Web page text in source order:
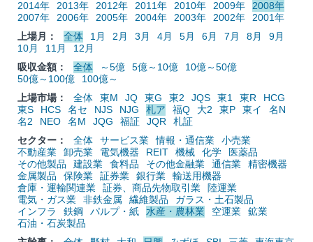
2014年
2013年 2012年 2011年 2010年 2009年
2008年
2007年
2006年 2005年 2004年 2003年 2002年
2001年
上場月：
全体 1月 2月 3月 4月 5月 6月 7月 8月
9月
10月
11月
12月
吸収金額：
全体 ～5億 5億～10億
10億～50億
50億～100億
100億～
上場市場：
全体 東M JQ 東G 東2 JQS 東1 東R
HCG
東S
HCS 名セ NJS NJG 札ア 福Q 大2 東P 東イ
名N
名2
NEO 名M JQG 福証 JQR
札証
セクター：
全体 サービス業 情報・通信業
小売業
不動産業
卸売業 電気機器 REIT 機械 化学
医薬品
その他製品
建設業 食料品 その他金融業 通信業
精密機器
金属製品
保険業 証券業 銀行業
輸送用機器
倉庫・運輸関連業
証券、商品先物取引業
陸運業
電気・ガス業
非鉄金属 繊維製品
ガラス・土石製品
インフラ
鉄鋼 パルプ・紙 水産・農林業 空運業
鉱業
石油・石炭製品